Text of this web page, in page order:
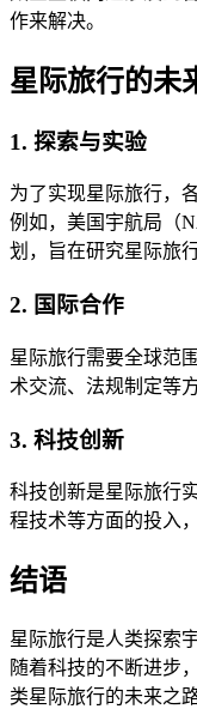
作来解决。
星际旅行的未
1. 探索与实验
为了实现星际旅行，
例如，美国宇航局（
划，旨在研究星际旅
2. 国际合作
星际旅行需要全球范
术交流、法规制定等
3. 科技创新
科技创新是星际旅行
程技术等方面的投入
结语
星际旅行是人类探索
随着科技的不断进步
类星际旅行的未来之路